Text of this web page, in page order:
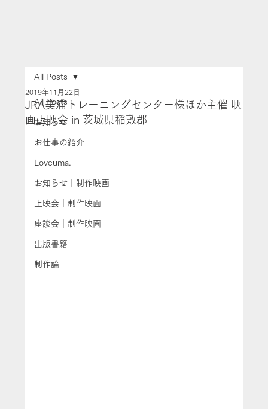
All Posts
お知らせ
お仕事の紹介
Loveuma.
お知らせ｜制作映画
上映会｜制作映画
座談会｜制作映画
出版書籍
制作論
All Posts
JRA美浦トレーニングセンター様ほか主催 映
画上映会 in 茨城県稲敷郡
2019年11月22日